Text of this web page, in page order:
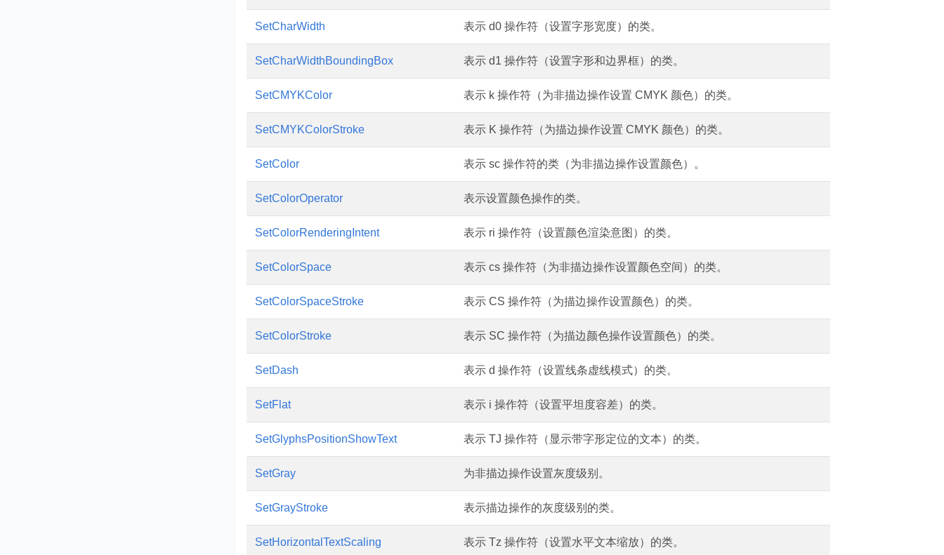
SetCharWidth 表示 d0 操作符（设置字形宽度）的类。
SetCharWidthBoundingBox 表示 d1 操作符（设置字形和边界框）的类。
SetCMYKColor 表示 k 操作符（为非描边操作设置 CMYK 颜色）的类。
SetCMYKColorStroke 表示 K 操作符（为描边操作设置 CMYK 颜色）的类。
SetColor 表示 sc 操作符的类（为非描边操作设置颜色）。
SetColorOperator 表示设置颜色操作的类。
SetColorRenderingIntent 表示 ri 操作符（设置颜色渲染意图）的类。
SetColorSpace 表示 cs 操作符（为非描边操作设置颜色空间）的类。
SetColorSpaceStroke 表示 CS 操作符（为描边操作设置颜色）的类。
SetColorStroke 表示 SC 操作符（为描边颜色操作设置颜色）的类。
SetDash 表示 d 操作符（设置线条虚线模式）的类。
SetFlat 表示 i 操作符（设置平坦度容差）的类。
SetGlyphsPositionShowText 表示 TJ 操作符（显示带字形定位的文本）的类。
SetGray 为非描边操作设置灰度级别。
SetGrayStroke 表示描边操作的灰度级别的类。
SetHorizontalTextScaling 表示 Tz 操作符（设置水平文本缩放）的类。